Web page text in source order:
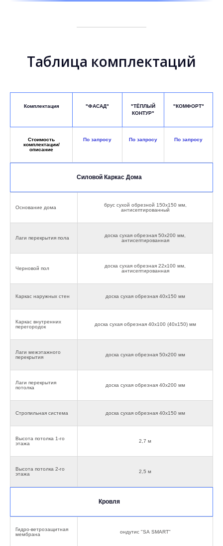
Таблица комплектаций
Комплектация "ФАСАД"
"ТЁПЛЫЙ
КОНТУР"
"КОМФОРТ"
Cтоимость
комплектации/
описание
По запросу По запросу По запросу
Силовой Каркас Дома
Основание дома
брус сухой обрезной 150х150 мм,
антисептированный
Лаги перекрытия пола
доска сухая обрезная 50х200 мм,
антисептированная
Черновой пол
доска сухая обрезная 22х100 мм,
антисептированная
Каркас наружных стен доска сухая обрезная 40х150 мм
Каркас внутренних
перегородок
доска сухая обрезная 40х100 (40х150) мм
Лаги межэтажного
перекрытия
доска сухая обрезная 50х200 мм
Лаги перекрытия
потолка
доска сухая обрезная 40х200 мм
Стропильная система доска сухая обрезная 40х150 мм
Высота потолка 1-го
этажа
2,7 м
Высота потолка 2-го
этажа
2,5 м
Кровля
Гидро-ветрозащитная
мембрана
ондутис "SА SMART"